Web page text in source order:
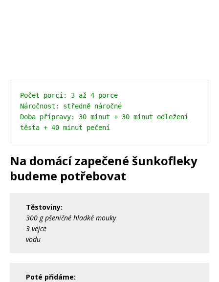
Počet porcí: 3 až 4 porce
Náročnost: středně náročné
Doba přípravy: 30 minut + 30 minut odležení
těsta + 40 minut pečení
Na domácí zapečené šunkofleky
budeme potřebovat
Těstoviny:
300 g pšeničné hladké mouky
3 vejce
vodu
Poté přidáme: